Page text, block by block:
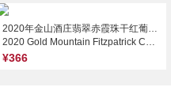
2020年金山酒庄翡翠赤霞珠干红葡萄酒
2020 Gold Mountain Fitzpatrick Cabernet Sauvignon, Fair Play, USA
¥366